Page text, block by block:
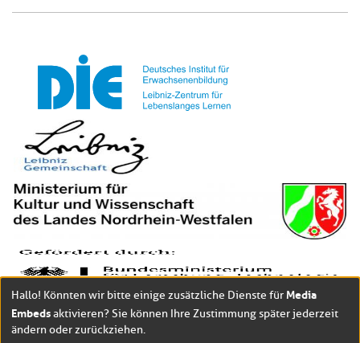
Hallo! Könnten wir bitte einige zusätzliche Dienste für Media
Embedsaktivieren? Sie können Ihre Zustimmung später jederzeit
ändern oder zurückziehen.